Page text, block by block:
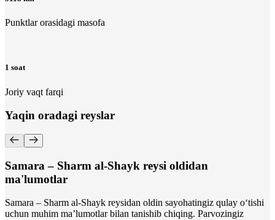
Punktlar orasidagi masofa
1 soat
Joriy vaqt farqi
Yaqin oradagi reyslar
Samara – Sharm al-Shayk reysi oldidan
ma'lumotlar
Samara – Sharm al-Shayk reysidan oldin sayohatingiz qulay o‘tishi
uchun muhim ma’lumotlar bilan tanishib chiqing. Parvozingiz